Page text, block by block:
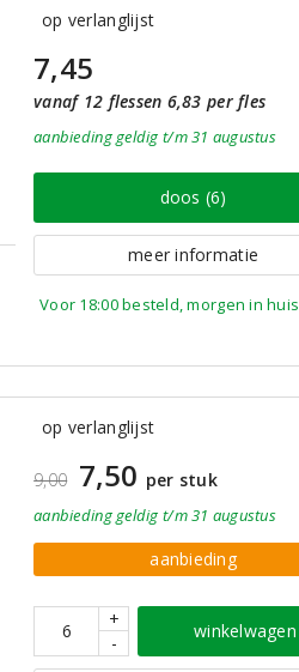
op verlanglijst
7,45
vanaf 12 flessen 6,83 per fles
aanbiedinggeldig t/m 31 augustus
doos (6)
meer informatie
Voor 18:00 besteld, morgen in huis
op verlanglijst
9,00 7,50 per stuk
aanbiedinggeldig t/m 31 augustus
aanbieding
+
-
winkelwagen